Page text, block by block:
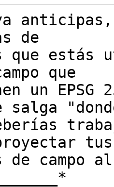
de
que estás
que
un EPSG
salga
tus
de campo al